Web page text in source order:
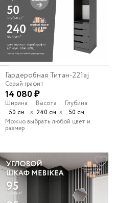
Гардеробная Титан-221aj
Серый графит
14 080 ₽
Ширина
50 см
х
Высота
240 см х
Глубина
50 см
Можно выбрать любой цвет и
размер